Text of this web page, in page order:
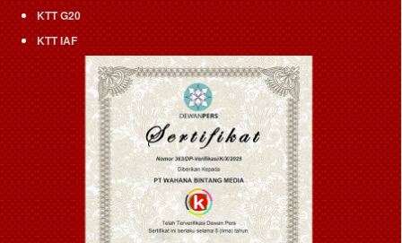
KTT G20
KTT IAF